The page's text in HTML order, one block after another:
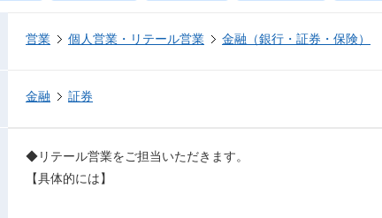
営業 個人営業・リテール営業 金融（銀行・証券・保険）
金融 証券
◆リテール営業をご担当いただきます。
【具体的には】